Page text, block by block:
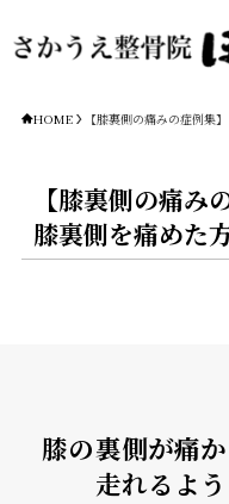
HOME 【膝裏側の痛みの症例集
【膝裏側の痛み
膝裏側を痛めた
膝の裏側が痛
走れるよ